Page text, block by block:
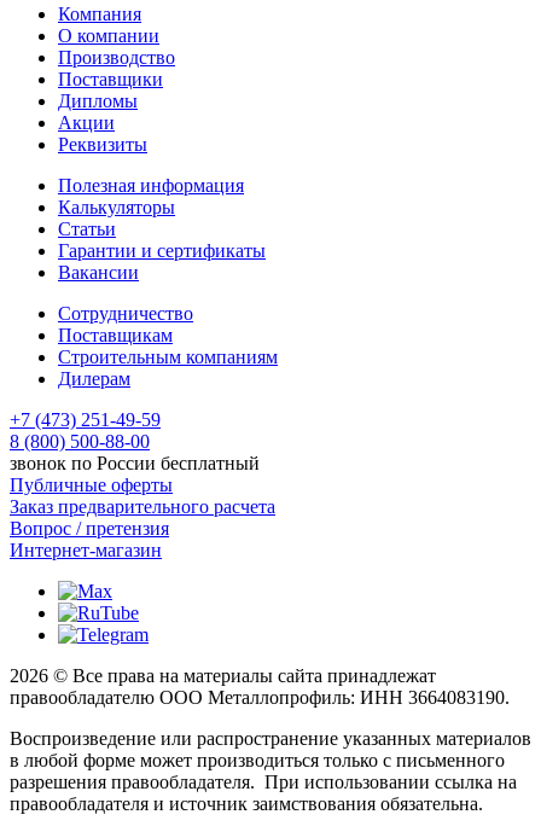
Компания
О компании
Производство
Поставщики
Дипломы
Акции
Реквизиты
Полезная информация
Калькуляторы
Статьи
Гарантии и сертификаты
Вакансии
Сотрудничество
Поставщикам
Строительным компаниям
Дилерам
+7 (473) 251-49-59
8 (800) 500-88-00
звонок по России бесплатный
Публичные оферты
Заказ предварительного расчета
Вопрос / претензия
Интернет-магазин
2026 © Все права на материалы сайта принадлежат
правообладателю ООО Металлопрофиль: ИНН 3664083190.
Воспроизведение или распространение указанных материалов
в любой форме может производиться только с письменного
разрешения правообладателя. При использовании ссылка на
правообладателя и источник заимствования обязательна.